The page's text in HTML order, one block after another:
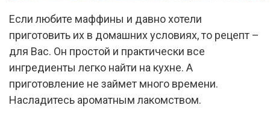
Если любите маффины и давно хотели
приготовить их в домашних условиях, то рецепт –
для Вас. Он простой и практически все
ингредиенты легко найти на кухне. А
приготовление не займет много времени.
Насладитесь ароматным лакомством.